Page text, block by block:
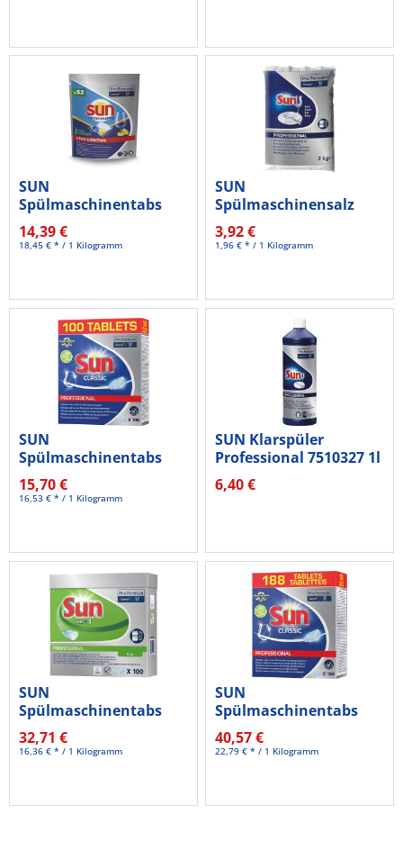
SUN
Spülmaschinentabs
Professional Optimum
All...
14,39 €
18,45 € * / 1 Kilogramm
SUN
Spülmaschinensalz
100848994 grobkörnig
2kg
3,92 €
1,96 € * / 1 Kilogramm
SUN
Spülmaschinentabs
Classic 8710447466919
100...
15,70 €
16,53 € * / 1 Kilogramm
SUN Klarspüler
Professional 7510327 1l
6,40 €
SUN
Spülmaschinentabs
All-in-1 ECO 7522969
100...
32,71 €
16,36 € * / 1 Kilogramm
SUN
Spülmaschinentabs
8717163624173 188
St./Pack.
40,57 €
22,79 € * / 1 Kilogramm